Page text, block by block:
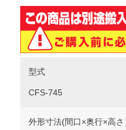
型式
CFS-745
外形寸法(間口×奥行×高さ